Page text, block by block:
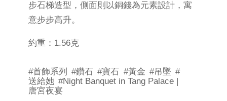
步石梯造型，側面則以銅錢為元素設計，寓
意步步高升。
約重：1.56克
#首飾系列 #鑽石 #寶石 #黃金 #吊墜 #
送給她 #Night Banquet in Tang Palace |
唐宮夜宴